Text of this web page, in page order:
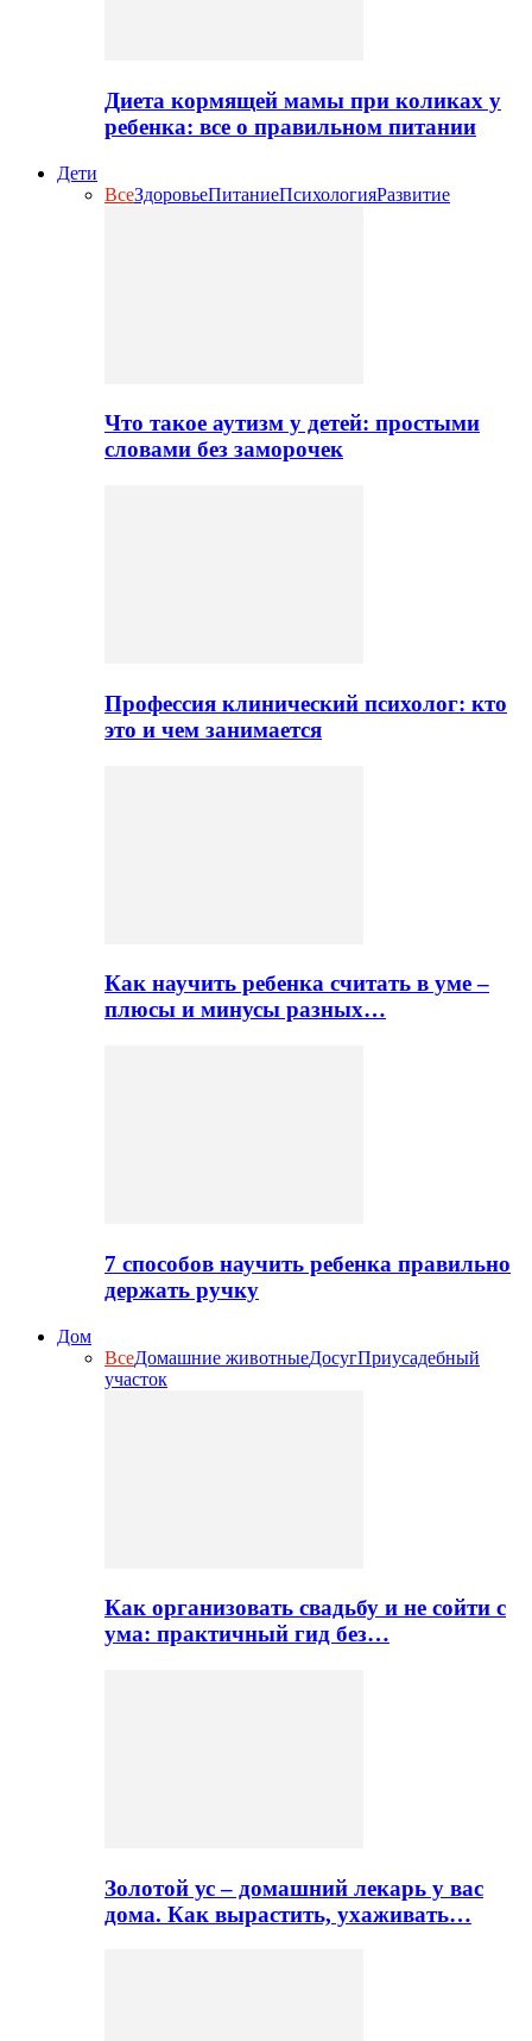
Диета кормящей мамы при коликах у
ребенка: все о правильном питании
Дети
ВсеЗдоровьеПитаниеПсихологияРазвитие
Что такое аутизм у детей: простыми
словами без заморочек
Профессия клинический психолог: кто
это и чем занимается
Как научить ребенка считать в уме –
плюсы и минусы разных…
7 способов научить ребенка правильно
держать ручку
Дом
ВсеДомашние животныеДосугПриусадебный
участок
Как организовать свадьбу и не сойти с
ума: практичный гид без…
Золотой ус – домашний лекарь у вас
дома. Как вырастить, ухаживать…